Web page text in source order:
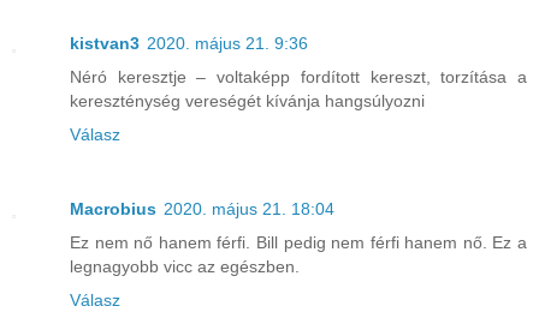
kistvan3 2020. május 21. 9:36
Néró keresztje – voltaképp fordított kereszt, torzítása a
kereszténység vereségét kívánja hangsúlyozni
Válasz
Macrobius 2020. május 21. 18:04
Ez nem nő hanem férfi. Bill pedig nem férfi hanem nő. Ez a
legnagyobb vicc az egészben.
Válasz